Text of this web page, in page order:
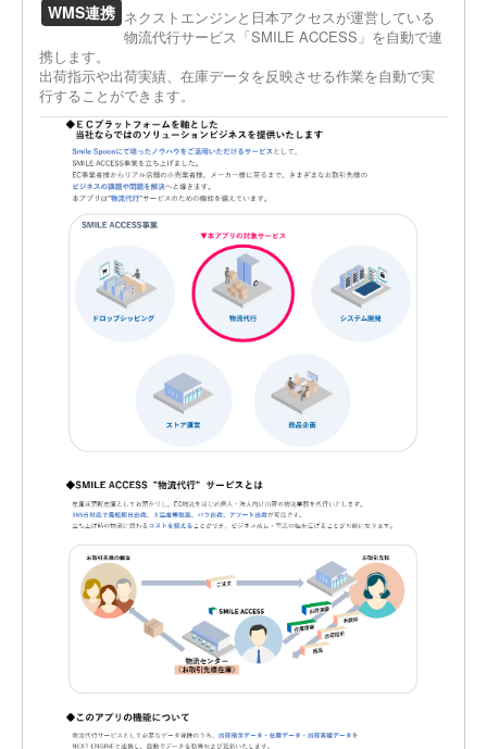
WMS連携 ネクストエンジンと日本アクセスが運営している
物流代行サービス「SMILE ACCESS」を自動で連
携します。
出荷指示や出荷実績、在庫データを反映させる作業を自動で実
行することができます。